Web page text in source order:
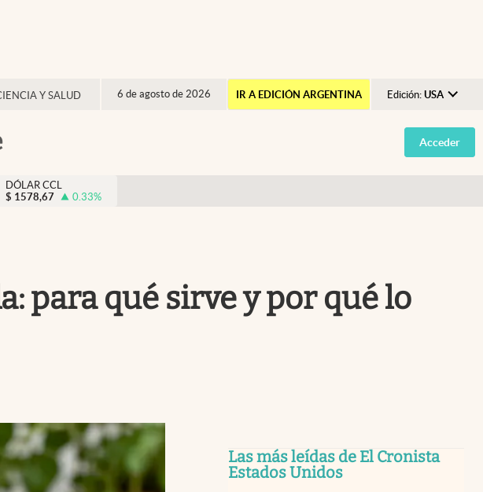
Y SALUD 6 de agosto de 2026 IR A EDICIÓN ARGENTINA Edición: USA
Argentina
España
Acceder
DÓLAR CCL
$ 1578,67 0.33%
para qué sirve y por qué lo
Las más leídas de El Cronista
Estados Unidos